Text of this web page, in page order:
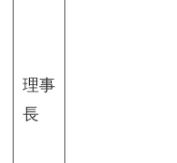
理事
長